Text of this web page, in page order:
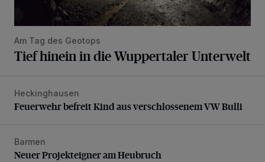
Am Tag des Geotops
Tief hinein in die Wuppertaler Unterwelt
Feuerwehr befreit Kind aus verschlossenem VW Bulli
Heckinghausen
Feuerwehr befreit Kind aus verschlossenem VW Bulli
Neuer Projekteigner am Heubruch
Barmen
Neuer Projekteigner am Heubruch